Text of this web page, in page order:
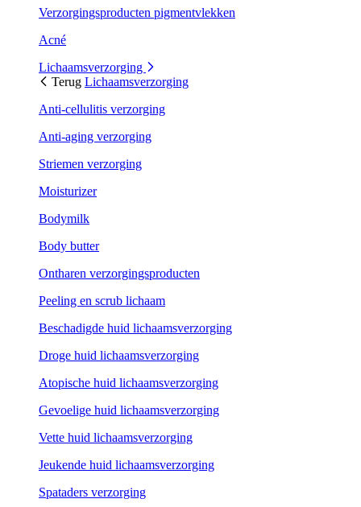
Verzorgingsproducten pigmentvlekken
Acné
Lichaamsverzorging
Terug Lichaamsverzorging
Anti-cellulitis verzorging
Anti-aging verzorging
Striemen verzorging
Moisturizer
Bodymilk
Body butter
Ontharen verzorgingsproducten
Peeling en scrub lichaam
Beschadigde huid lichaamsverzorging
Droge huid lichaamsverzorging
Atopische huid lichaamsverzorging
Gevoelige huid lichaamsverzorging
Vette huid lichaamsverzorging
Jeukende huid lichaamsverzorging
Spataders verzorging